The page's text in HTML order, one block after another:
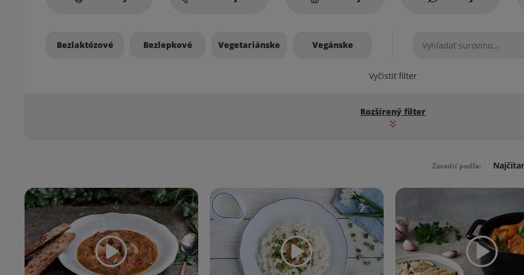
Bezlaktózové Bezlepkové Vegetariánske Vegánske
Vyčistiť filter
Rozšírený filter
Zoradiť podľa:
Zoznam receptov